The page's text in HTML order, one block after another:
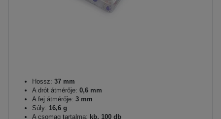
Hossz: 37 mm
A drót átmérője: 0,6 mm
A fej átmérője: 3 mm
Súly: 16,6 g
A csomag tartalma: kb. 100 db